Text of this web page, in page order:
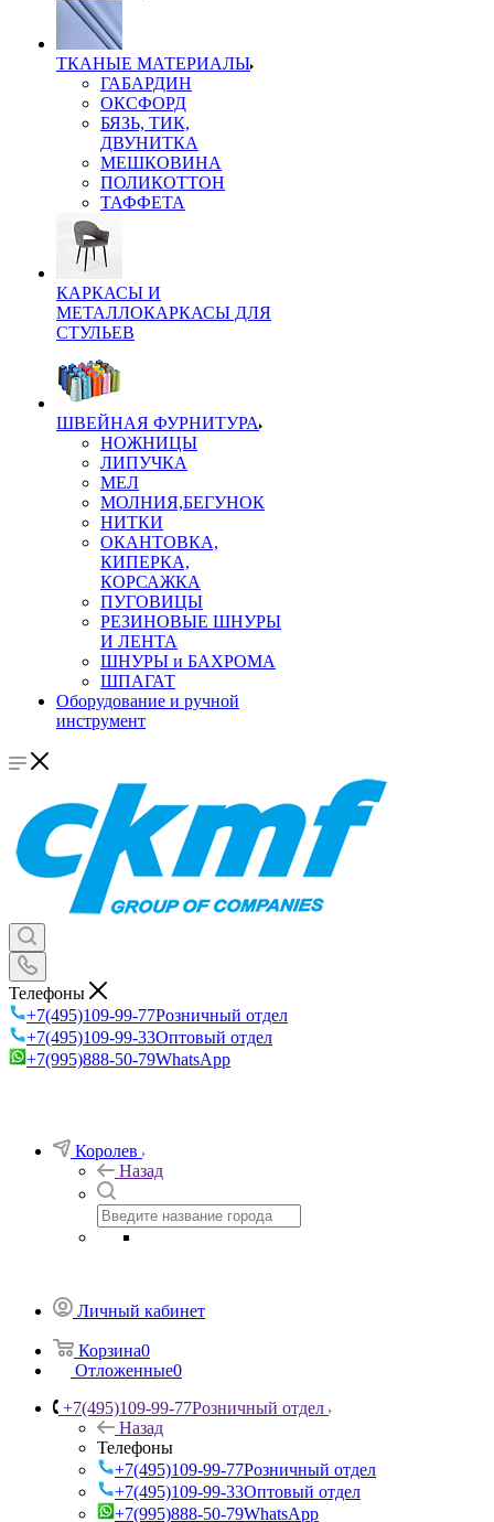
ТКАНЫЕ МАТЕРИАЛЫ
ГАБАРДИН
ОКСФОРД
БЯЗЬ, ТИК,
ДВУНИТКА
МЕШКОВИНА
ПОЛИКОТТОН
ТАФФЕТА
КАРКАСЫ И
МЕТАЛЛОКАРКАСЫ ДЛЯ
СТУЛЬЕВ
ШВЕЙНАЯ ФУРНИТУРА
НОЖНИЦЫ
ЛИПУЧКА
МЕЛ
МОЛНИЯ,БЕГУНОК
НИТКИ
ОКАНТОВКА,
КИПЕРКА,
КОРСАЖКА
ПУГОВИЦЫ
РЕЗИНОВЫЕ ШНУРЫ
И ЛЕНТА
ШНУРЫ и БАХРОМА
ШПАГАТ
Оборудование и ручной
инструмент
Телефоны
+7(495)109-99-77Розничный отдел
+7(495)109-99-33Оптовый отдел
+7(995)888-50-79WhatsApp
Королев
Назад
Личный кабинет
Корзина0
Отложенные0
+7(495)109-99-77Розничный отдел
Назад
Телефоны
+7(495)109-99-77Розничный отдел
+7(495)109-99-33Оптовый отдел
+7(995)888-50-79WhatsApp